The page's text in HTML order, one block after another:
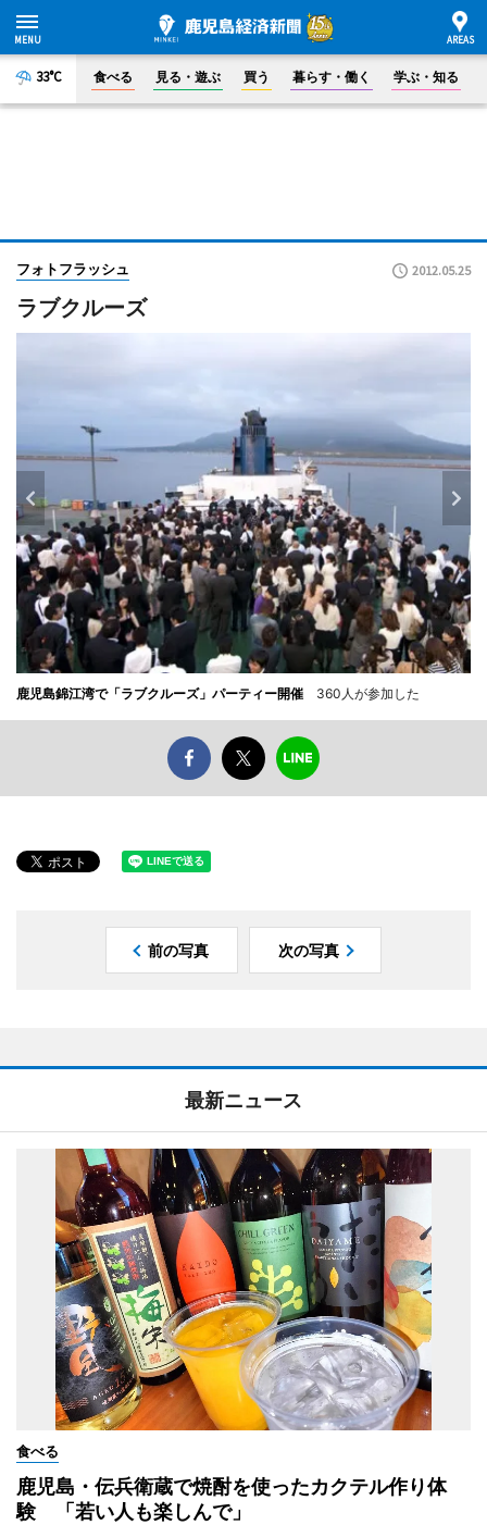
33°C 食べる 見る・遊ぶ 買う 暮らす・働く 学ぶ・知る
フォトフラッシュ 2012.05.25
ラブクルーズ
鹿児島錦江湾で「ラブクルーズ」パーティー開催 360人が参加した
前の写真 次の写真
最新ニュース
食べる
鹿児島・伝兵衛蔵で焼酎を使ったカクテル作り体
験 「若い人も楽しんで」